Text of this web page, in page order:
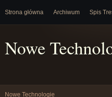
Strona główna Archiwum Spis
Nowe
Nowe Technologie